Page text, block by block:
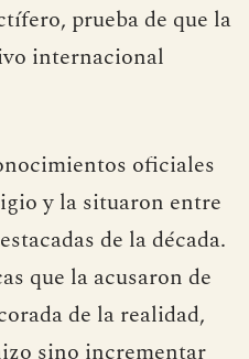
prueba de que la
internacional
oficiales
y la situaron entre
de la década.
que la acusaron de
de la realidad,
sino incrementar